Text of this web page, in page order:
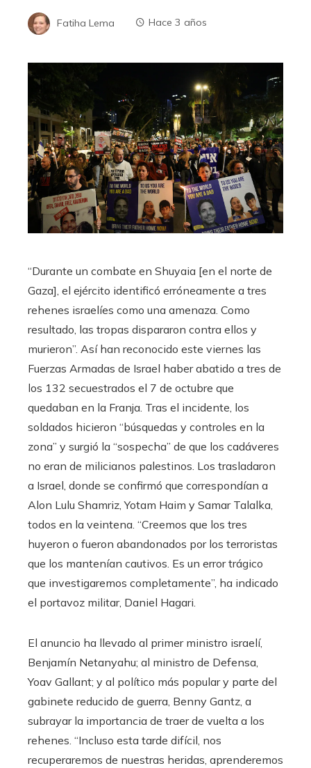
Fatiha Lema Hace 3 años
“Durante un combate en Shuyaia [en el norte de
Gaza], el ejército identificó erróneamente a tres
rehenes israelíes como una amenaza. Como
resultado, las tropas dispararon contra ellos y
murieron”. Así han reconocido este viernes las
Fuerzas Armadas de Israel haber abatido a tres de
los 132 secuestrados el 7 de octubre que
quedaban en la Franja. Tras el incidente, los
soldados hicieron “búsquedas y controles en la
zona” y surgió la “sospecha” de que los cadáveres
no eran de milicianos palestinos. Los trasladaron
a Israel, donde se confirmó que correspondían a
Alon Lulu Shamriz, Yotam Haim y Samar Talalka,
todos en la veintena. “Creemos que los tres
huyeron o fueron abandonados por los terroristas
que los mantenían cautivos. Es un error trágico
que investigaremos completamente”, ha indicado
el portavoz militar, Daniel Hagari.
El anuncio ha llevado al primer ministro israelí,
Benjamín Netanyahu; al ministro de Defensa,
Yoav Gallant; y al político más popular y parte del
gabinete reducido de guerra, Benny Gantz, a
subrayar la importancia de traer de vuelta a los
rehenes. “Incluso esta tarde difícil, nos
recuperaremos de nuestras heridas, aprenderemos